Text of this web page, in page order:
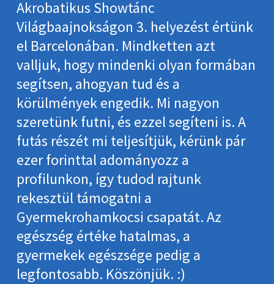
Akrobatikus Showtánc
Világbaajnokságon 3. helyezést értünk
el Barcelonában. Mindketten azt
valljuk, hogy mindenki olyan formában
segítsen, ahogyan tud és a
körülmények engedik. Mi nagyon
szeretünk futni, és ezzel segíteni is. A
futás részét mi teljesítjük, kérünk pár
ezer forinttal adományozz a
profilunkon, így tudod rajtunk
rekesztül támogatni a
Gyermekrohamkocsi csapatát. Az
egészség értéke hatalmas, a
gyermekek egészsége pedig a
legfontosabb. Köszönjük. :)